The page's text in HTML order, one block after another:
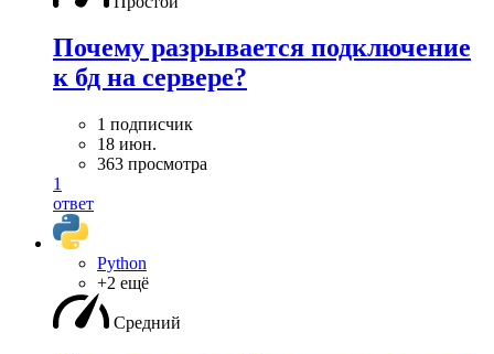
Почему разрывается подключение
к бд на сервере?
1 подписчик
18 июн.
363 просмотра
1
ответ
Python
+2 ещё
Средний